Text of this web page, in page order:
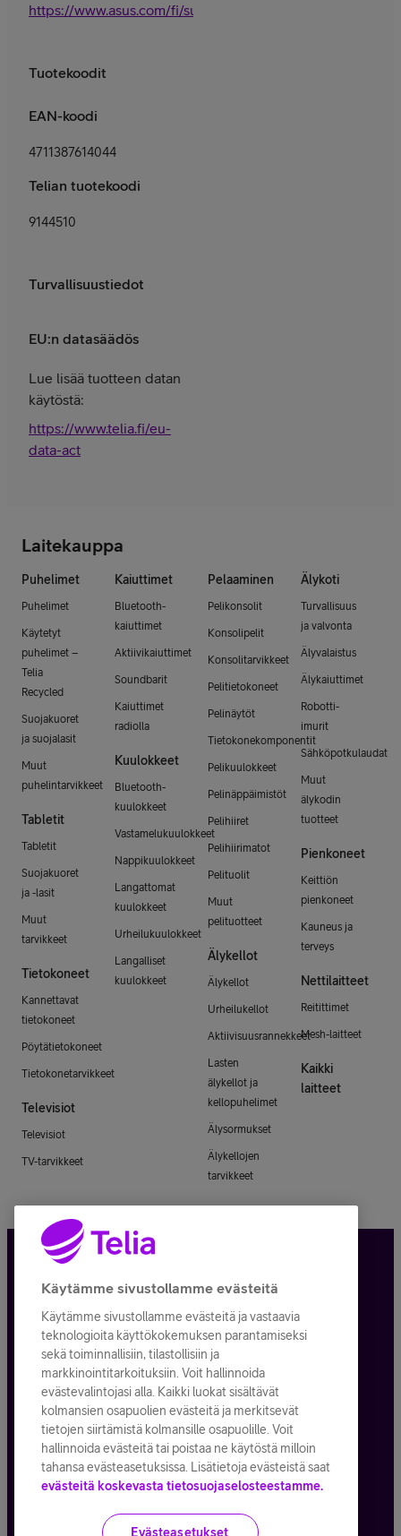
https://www.asus.com/fi/support/
Tuotekoodit
EAN-koodi
4711387614044
Telian tuotekoodi
9144510
Turvallisuustiedot
EU:n datasäädös
Lue lisää tuotteen datan
käytöstä:
https://www.telia.fi/eu-
data-act
Laitekauppa
Puhelimet
Puhelimet
Käytetyt
puhelimet –
Telia
Recycled
Suojakuoret
ja suojalasit
Muut
puhelintarvikkeet
Tabletit
Tabletit
Suojakuoret
ja -lasit
Muut
tarvikkeet
Tietokoneet
Kannettavat
tietokoneet
Pöytätietokoneet
Tietokonetarvikkeet
Televisiot
Televisiot
TV-tarvikkeet
Kaiuttimet
Bluetooth-
kaiuttimet
Aktiivikaiuttimet
Soundbarit
Kaiuttimet
radiolla
Kuulokkeet
Bluetooth-
kuulokkeet
Vastamelukuulokkeet
Nappikuulokkeet
Langattomat
kuulokkeet
Urheilukuulokkeet
Langalliset
kuulokkeet
Pelaaminen
Pelikonsolit
Konsolipelit
Konsolitarvikkeet
Pelitietokoneet
Pelinäytöt
Tietokonekomponentit
Pelikuulokkeet
Pelinäppäimistöt
Pelihiiret
Pelihiirimatot
Pelituolit
Muut
pelituotteet
Älykellot
Älykellot
Urheilukellot
Aktiivisuusrannekkeet
Lasten
älykellot ja
kellopuhelimet
Älysormukset
Älykellojen
tarvikkeet
Älykoti
Turvallisuus
ja valvonta
Älyvalaistus
Älykaiuttimet
Robotti-
imurit
Sähköpotkulaudat
Muut
älykodin
tuotteet
Pienkoneet
Keittiön
pienkoneet
Kauneus ja
terveys
Nettilaitteet
Reitittimet
Mesh-laitteet
Kaikki
laitteet
Tietosuoja ja -turva
Tilauksen peruuttaminen
Käyttöehdot
Evästeiden käyttö
Toimitusehdot ja palvelukuvaukset
Kaikki hinnat ALV25,5%
Käytämme sivustollamme evästeitä
Käytämme sivustollamme evästeitä ja vastaavia
teknologioita käyttökokemuksen parantamiseksi
sekä toiminnallisiin, tilastollisiin ja
markkinointitarkoituksiin. Voit hallinnoida
evästevalintojasi alla. Kaikki luokat sisältävät
kolmansien osapuolien evästeitä ja merkitsevät
tietojen siirtämistä kolmansille osapuolille. Voit
hallinnoida evästeitä tai poistaa ne käytöstä milloin
tahansa evästeasetuksissa. Lisätietoja evästeistä saat
evästeitä koskevasta tietosuojaselosteestamme.
Evästeasetukset